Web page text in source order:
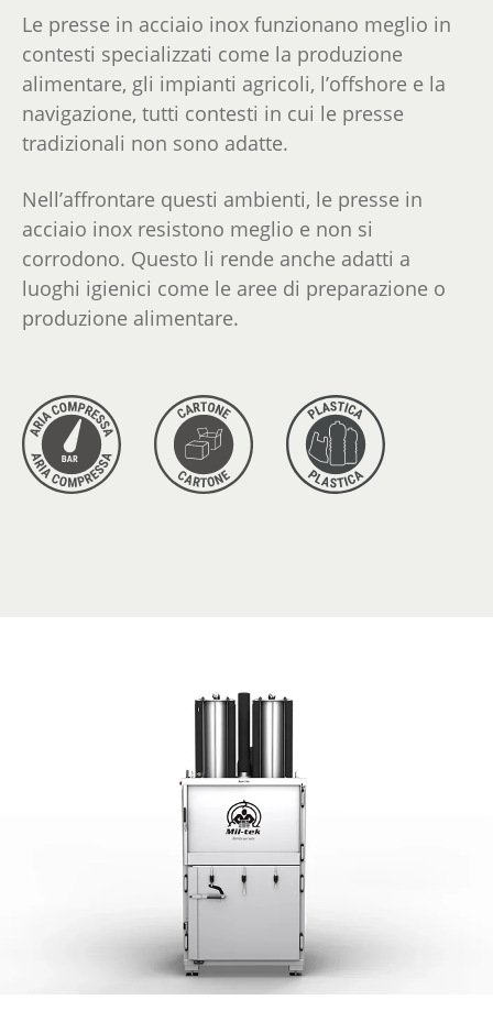
Le presse in acciaio inox funzionano meglio in
contesti specializzati come la produzione
alimentare, gli impianti agricoli, l’offshore e la
navigazione, tutti contesti in cui le presse
tradizionali non sono adatte.
Nell’affrontare questi ambienti, le presse in
acciaio inox resistono meglio e non si
corrodono. Questo li rende anche adatti a
luoghi igienici come le aree di preparazione o
produzione alimentare.